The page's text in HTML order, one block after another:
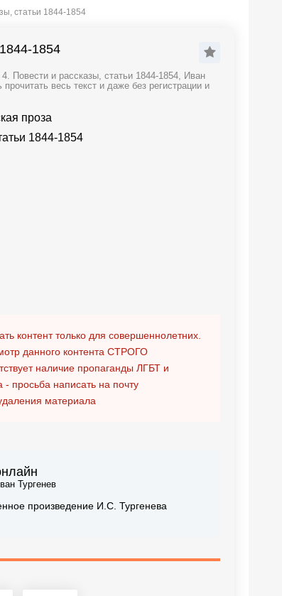
статьи 1844-1854
1854
Повести и рассказы, статьи 1844-1854, Иван
весь текст и даже без регистрации и
проза
1844-1854
контент только для совершеннолетних.
данного контента СТРОГО
наличие пропаганды ЛГБТ и
- просьба написать на почту
материала
Тургенев
произведение И.С. Тургенева